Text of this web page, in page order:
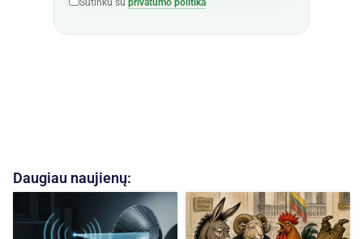
Sutinku su privatumo politika
Daugiau naujienų: